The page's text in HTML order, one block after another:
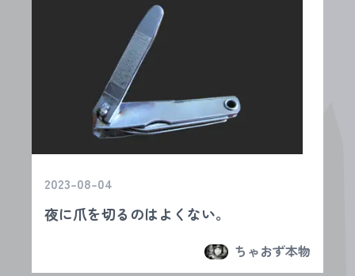
2023-08-04
夜に爪を切るのはよくない。
ちゃおず本物